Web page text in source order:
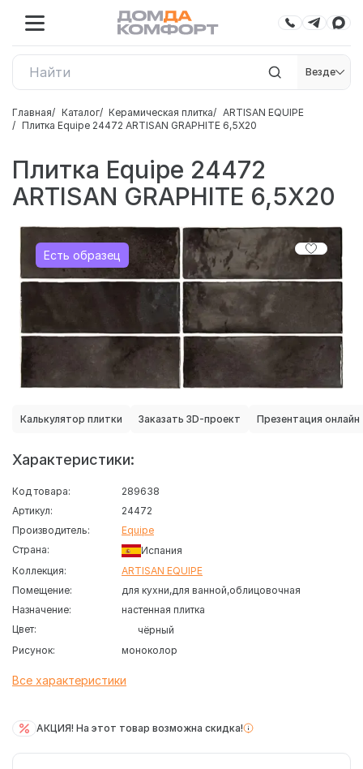
Везде
Главная Каталог Керамическая плитка
ARTISAN EQUIPE
Плитка Equipe 24472 ARTISAN GRAPHITE 6,5X20
Плитка Equipe 24472
ARTISAN GRAPHITE 6,5X20
Есть образец
Калькулятор плитки Заказать 3D-проект Презентация онлайн
Характеристики:
Код товара:
289638
Артикул:
24472
Производитель:
Equipe
Страна:
Испания
Коллекция:
ARTISAN EQUIPE
Помещение:
для кухни для ванной облицовочная
Назначение:
настенная плитка
Цвет:
чёрный
Рисунок:
моноколор
Все характеристики
АКЦИЯ! На этот товар возможна скидка!